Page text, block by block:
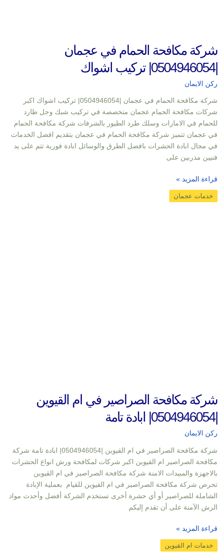
شركة مكافحة الحمام في عجمان
|0504946054| تركيب اشواك
ركن الايمان
شركة مكافحة الحمام في عجمان |0504946054| تركيب اشواك اكبر
شركات مكافحة الحمام عجمان متخصصة في تركيب شبك وجل طارد
للحمام في الامارات وسلك طرد الطيور بالشرفات شركة مكافحة الحمام
في عجمان تتميز شركة مكافحة الحمام في عجمان بتقديم افضل الخدمات
في مجال ابادة الحشرات بافضل الطرق والوسائل ابادة فورية تتم على يد
فنيين مدربين على
قراءة المزيد »
خدمات عجمان
شركة مكافحة الصراصير في ام القيوين
|0504946054| ابادة تامة
ركن الايمان
شركة مكافحة الصراصير في ام القيوين |0504946054| ابادة تامة شركة
مكافحة الصراصير ام القيوين اكبر شركات لمكافحة ورش انواع الحشرات
بالاجهزة والمبيدات الامنة شركة مكافحة الصراصير في ام القيوين
تحرص شركة مكافحة الصراصير في ام القيوين للقيام بعملية الإبادة
الشاملة للصراصير أو أي حشرة أخرى تستخدم الشركة أفضل وأحدث مواد
الرش الآمنة على أن تقدم إليكم
قراءة المزيد »
خدمات ام القيوين